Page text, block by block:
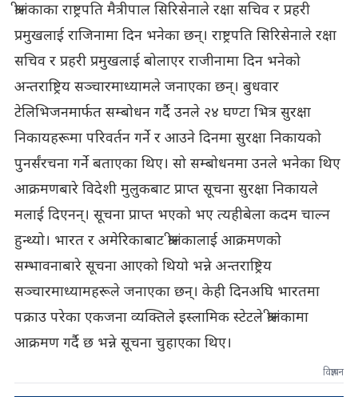
श्रीलंकाका राष्ट्रपति मैत्रीपाल सिरिसेनाले रक्षा सचिव र प्रहरी
प्रमुखलाई राजिनामा दिन भनेका छन्। राष्ट्रपति सिरिसेनाले रक्षा
सचिव र प्रहरी प्रमुखलाई बोलाएर राजीनामा दिन भनेको
अन्तराष्ट्रिय सञ्चारमाध्यामले जनाएका छन्। बुधवार
टेलिभिजनमार्फत सम्बोधन गर्दै उनले २४ घण्टा भित्र सुरक्षा
निकायहरूमा परिवर्तन गर्ने र आउने दिनमा सुरक्षा निकायको
पुनर्संरचना गर्ने बताएका थिए। सो सम्बोधनमा उनले भनेका थिए
आक्रमणबारे विदेशी मुलुकबाट प्राप्त सूचना सुरक्षा निकायले
मलाई दिएनन्। सूचना प्राप्त भएको भए त्यहीबेला कदम चाल्न
हुन्थ्यो। भारत र अमेरिकाबाट श्रीलंकालाई आक्रमणको
सम्भावनाबारे सूचना आएको थियो भन्ने अन्तराष्ट्रिय
सञ्चारमाध्यामहरूले जनाएका छन्। केही दिनअघि भारतमा
पक्राउ परेका एकजना व्यक्तिले इस्लामिक स्टेटले श्रीलंकामा
आक्रमण गर्दै छ भन्ने सूचना चुहाएका थिए।
विज्ञापन